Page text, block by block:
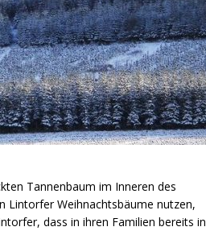
Tannenbaum im Inneren des
Lintorfer Weihnachtsbäume nutzen,
dass in ihren Familien bereits in